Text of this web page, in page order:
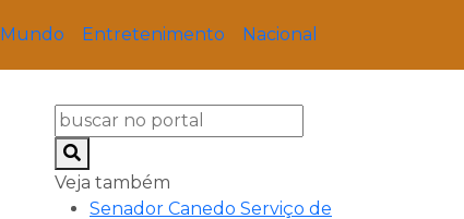
Mundo Entretenimento Nacional
Veja também
Senador Canedo Serviço de